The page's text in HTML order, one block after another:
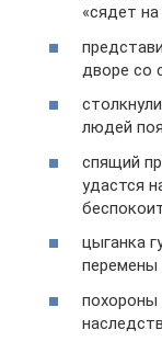
«сядет
дворе со
людей
спящий
удастся
цыганка
перемены
похороны